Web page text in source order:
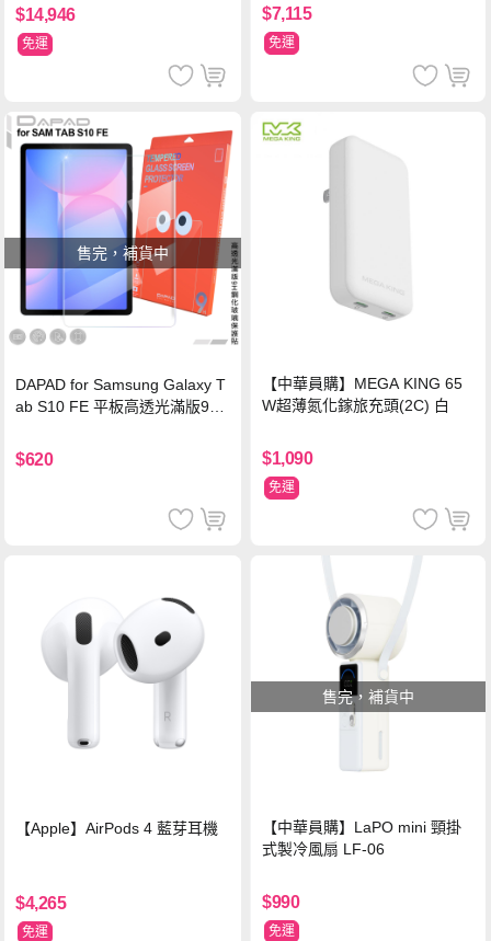
$14,946
免運
$7,115
免運
售完，補貨中
DAPAD for Samsung Galaxy T
ab S10 FE 平板高透光滿版9H
$620
【中華員購】MEGA KING 65
W超薄氮化鎵旅充頭(2C) 白
$1,090
免運
【Apple】AirPods 4 藍芽耳機
$4,265
免運
售完，補貨中
【中華員購】LaPO mini 頸掛
式製冷風扇 LF-06
$990
免運